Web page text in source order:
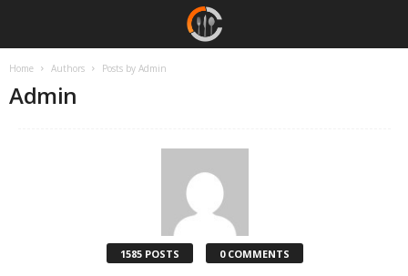
Home Authors Posts by Admin
Admin
1585 POSTS 0 COMMENTS